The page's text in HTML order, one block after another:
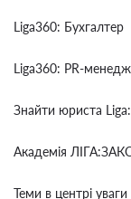
Liga360: Бухгалтер
Liga360: PR-
Знайти юриста
Академія
Теми в центрі уваги